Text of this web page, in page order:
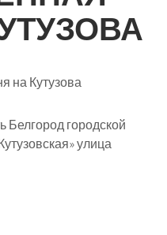
на Кутузова
Белгород городской
улица